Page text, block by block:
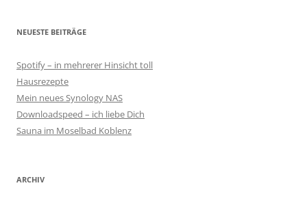
NEUESTE BEITRÄGE
Spotify – in mehrerer Hinsicht toll
Hausrezepte
Mein neues Synology NAS
Downloadspeed – ich liebe Dich
Sauna im Moselbad Koblenz
ARCHIV